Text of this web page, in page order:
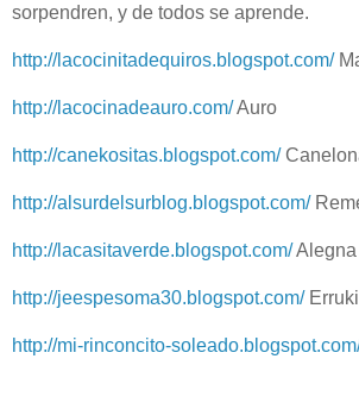
sorpendren, y de todos se aprende.
http://lacocinitadequiros.blogspot.com/
http://lacocinadeauro.com/Auro
http://canekositas.blogspot.com/
http://alsurdelsurblog.blogspot.com/
http://lacasitaverde.blogspot.com/Alegna
http://jeespesoma30.blogspot.com/Erruki
http://mi-rinconcito-